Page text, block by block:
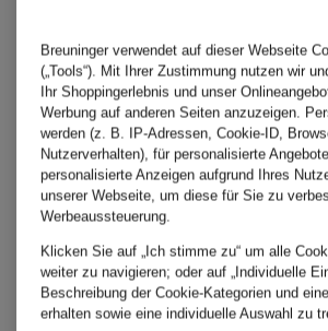
Neu
SANDRO
Chino
Breuninger verwendet auf dieser Webseite
(„Tools“). Mit Ihrer Zustimmung nutzen wir
Ihr Shoppingerlebnis und unser
Werbung auf anderen Seiten anzuzeigen.
werden (z. B. IP-Adressen, Cookie-ID,
Nutzerverhalten), für personalisierte
personalisierte Anzeigen aufgrund Ihres
unserer Webseite, um diese für Sie zu
Werbeaussteuerung.
Klicken Sie auf „Ich stimme zu“ um alle
weiter zu navigieren; oder auf „Individuelle
Beschreibung der Cookie-Kategorien und
erhalten sowie eine individuelle Auswahl zu